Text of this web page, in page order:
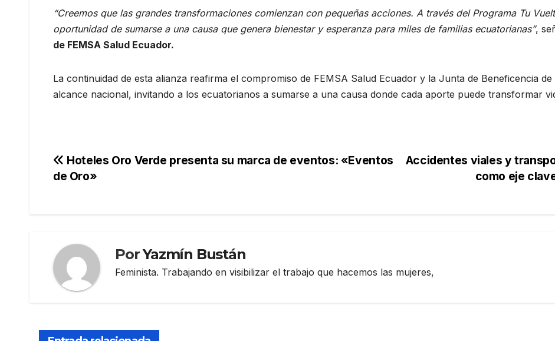
“Creemos que las grandes transformaciones comienzan con pequeñas acciones. A través del Programa Tu
oportunidad de sumarse a una causa que genera bienestar y esperanza para miles de familias ecuatorianas”,
de FEMSA Salud Ecuador.
La continuidad de esta alianza reafirma el compromiso de FEMSA Salud Ecuador y la Junta de Beneficencia
alcance nacional, invitando a los ecuatorianos a sumarse a una causa donde cada aporte puede transformar
Navegación
Accidentes viales y
como eje
Hoteles Oro Verde presenta su marca de eventos: «Eventos
de Oro»
PorYazmín Bustán
Feminista. Trabajando en visibilizar el trabajo que hacemos las mujeres,